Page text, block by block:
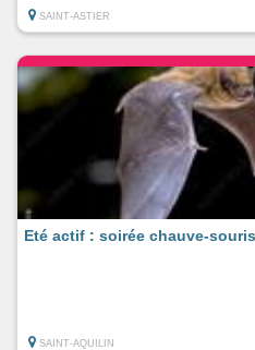
SAINT-ASTIER
Eté actif : soirée chauve-souris
SAINT-AQUILIN